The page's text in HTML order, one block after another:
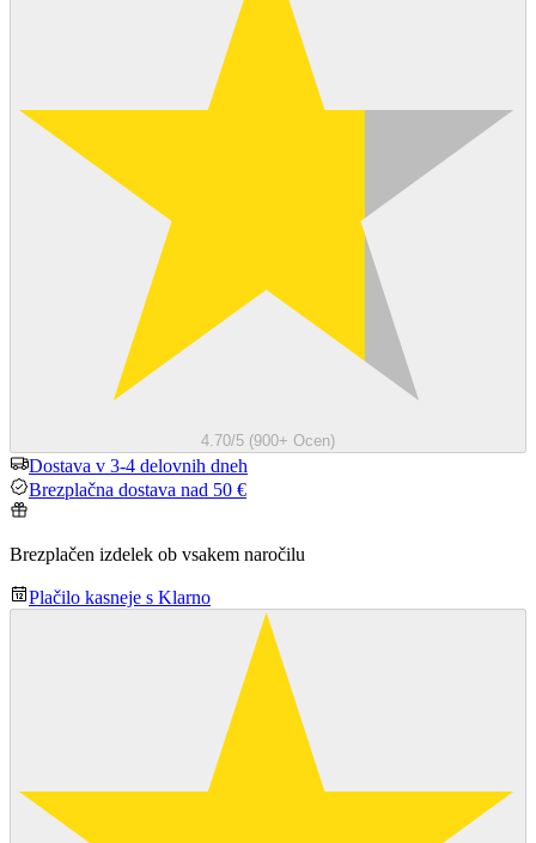
4.70/5 (900+ Ocen)
Dostava v 3-4 delovnih dneh
Brezplačna dostava nad 50 €
Brezplačen izdelek ob vsakem naročilu
Plačilo kasneje s Klarno